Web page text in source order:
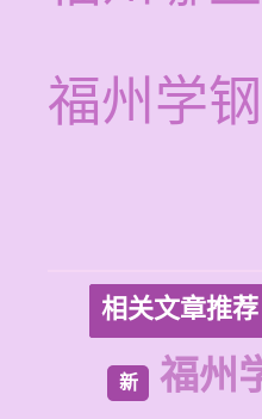
福州学
相关文章推荐
新 福州